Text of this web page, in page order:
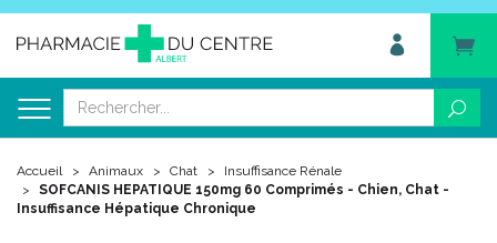
Accueil Animaux Chat
Insuffisance Rénale
SOFCANIS HEPATIQUE 150mg 60 Comprimés - Chien, Chat -
Insuffisance Hépatique Chronique